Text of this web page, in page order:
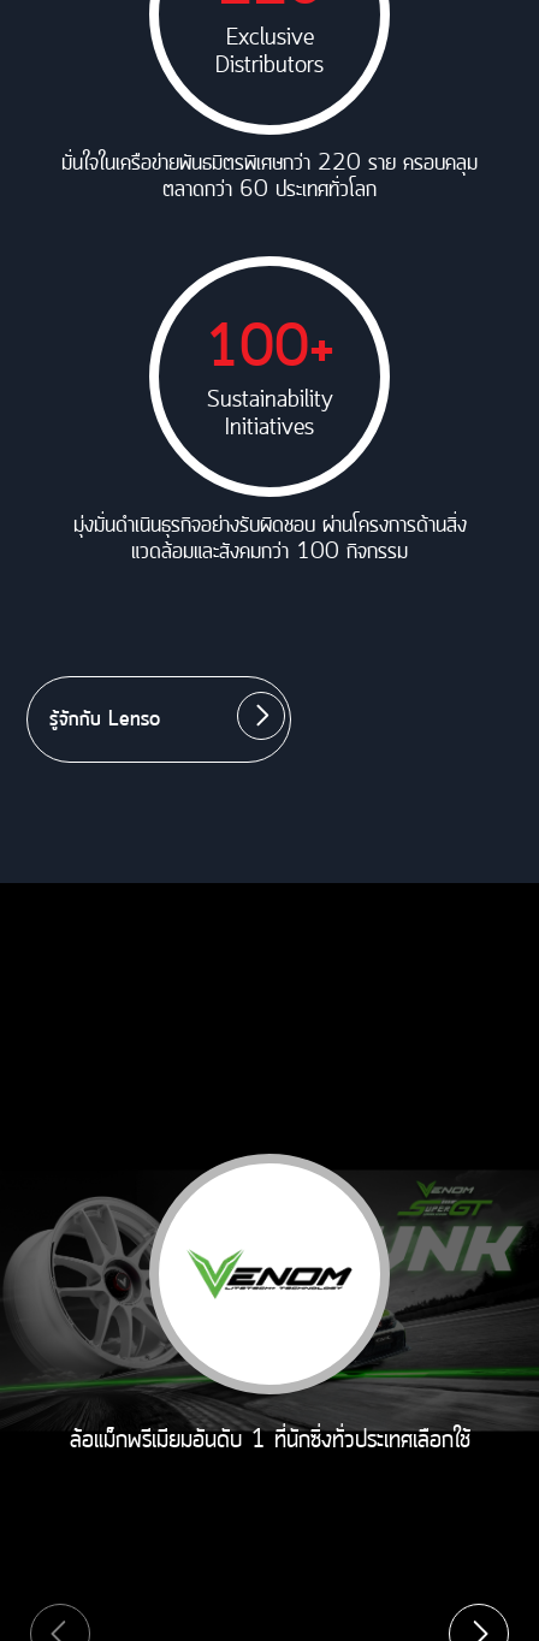
Exclusive
Distributors
มั่นใจในเครือข่ายพันธมิตรพิเศษกว่า 220 ราย ครอบคลุม
ตลาดกว่า 60 ประเทศทั่วโลก
100+
Sustainability
Initiatives
มุ่งมั่นดำเนินธุรกิจอย่างรับผิดชอบ ผ่านโครงการด้านสิ่ง
แวดล้อมและสังคมกว่า 100 กิจกรรม
รู้จักกับ Lenso
ล้อแม็กพรีเมียมอันดับ 1 ที่นักซิ่งทั่วประเทศเลือกใช้